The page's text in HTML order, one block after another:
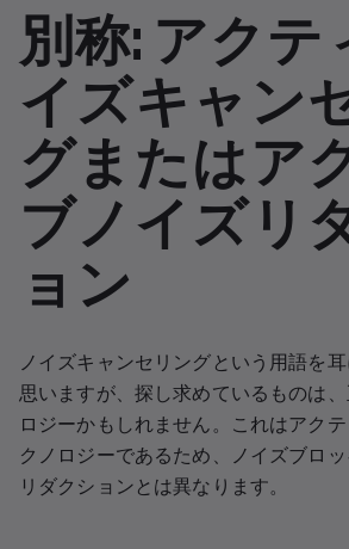
別称: アクテ
イズキャン
グまたはア
ブノイズリ
ョン
ノイズキャンセリングという用語を
思いますが、探し求めているものは
ロジーかもしれません。これはアク
クノロジーであるため、ノイズブロ
リダクションとは異なります。